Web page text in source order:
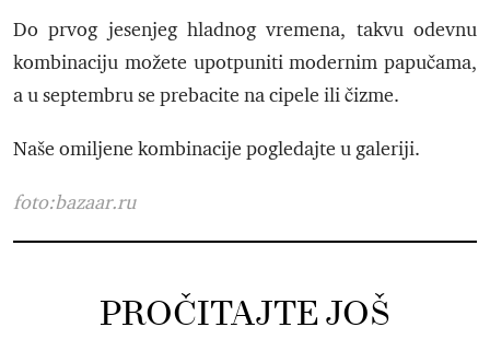
Do prvog jesenjeg hladnog vremena, takvu odevnu
kombinaciju možete upotpuniti modernim papučama,
a u septembru se prebacite na cipele ili čizme.
Naše omiljene kombinacije pogledajte u galeriji.
foto:bazaar.ru
PROČITAJTE JOŠ